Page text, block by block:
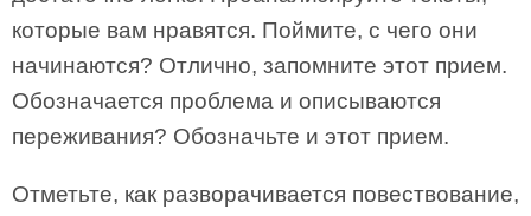
которые вам нравятся. Поймите, с чего они
начинаются? Отлично, запомните этот прием.
Обозначается проблема и описываются
переживания? Обозначьте и этот прием.
Отметьте, как разворачивается повествование,